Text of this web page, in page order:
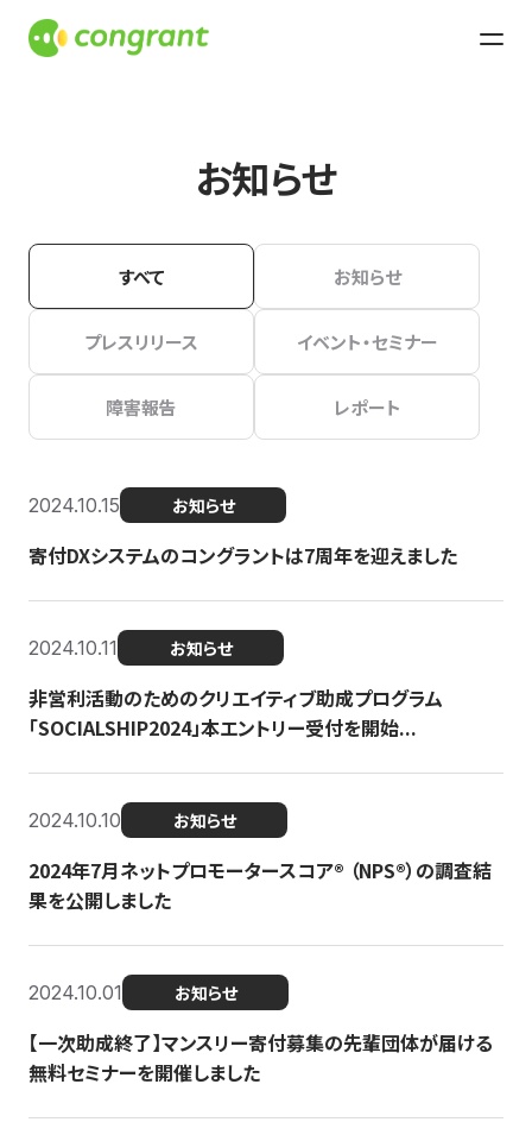
お知らせ
すべて お知らせ
プレスリリース イベント・セミナー
障害報告 レポート
2024.10.15 お知らせ
寄付DXシステムのコングラントは7周年を迎えました
2024.10.11 お知らせ
非営利活動のためのクリエイティブ助成プログラム
「SOCIALSHIP2024」本エントリー受付を開始...
2024.10.10 お知らせ
2024年7月ネットプロモータースコア®︎ （NPS®︎）の調査結
果を公開しました
2024.10.01 お知らせ
【一次助成終了】マンスリー寄付募集の先輩団体が届ける
無料セミナーを開催しました